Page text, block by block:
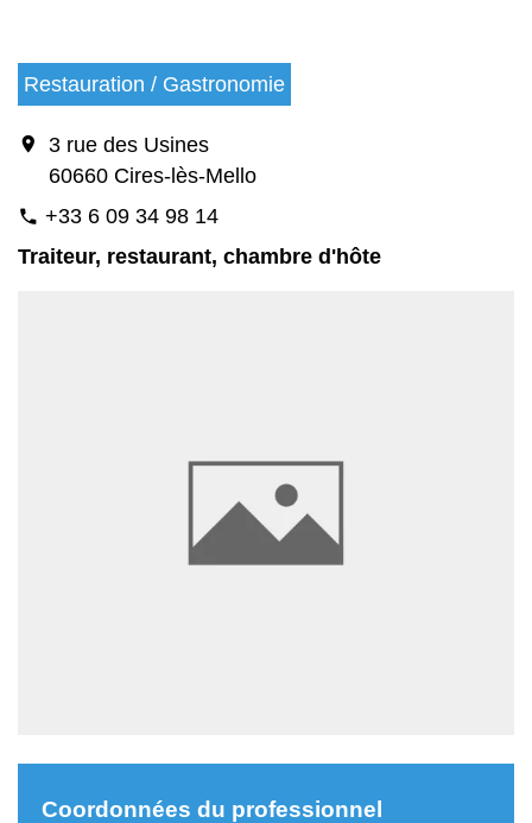
Restauration / Gastronomie
location_on
3 rue des Usines
60660 Cires-lès-Mello
phone +33 6 09 34 98 14
Traiteur, restaurant, chambre d'hôte
Coordonnées du professionnel